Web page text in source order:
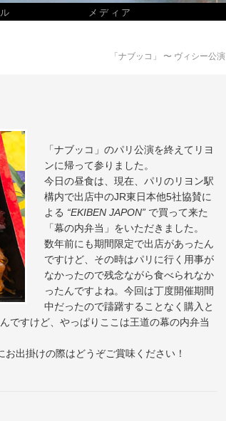
メディア
「ナブッコ」 〜 ヴィシー公演
「ナブッコ」のパリ公演を終えてリヨ
ンに帰って参りました。
今日の昼食は、現在、パリのリヨン駅
構内で出店中のJR東日本他5社協賛に
よる “EKIBEN JAPON” で買って来た
「幕の内弁当」をいただきました。
数年前にも期間限定で出店があったん
ですけど、その時はパリに行く用事が
なかったので残念ながら食べられなか
ったんですよね。今回は丁度開催期間
中だったので躊躇することなく購入と
ですけど、やっぱりここは王道の幕の内弁当
出掛けの際はどうぞご賞味ください！